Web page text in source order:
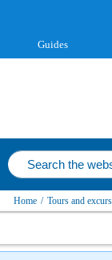
Guides
Home / Tours and